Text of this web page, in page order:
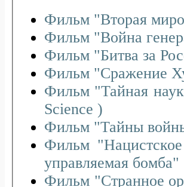
Фильм "Вторая
Фильм "Война
Фильм "Битва за
Фильм "Сражение
Фильм "Тайная
Science )
Фильм "Тайны
Фильм
управляемая бомба"
Фильм "Странное